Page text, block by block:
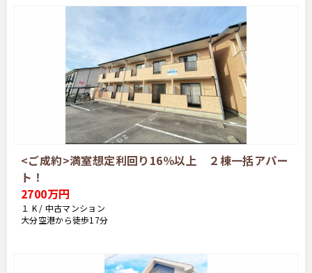
<ご成約>満室想定利回り16％以上 ２棟一括アパー
ト！
2700万円
１ K / 中古マンション
大分空港から徒歩17分